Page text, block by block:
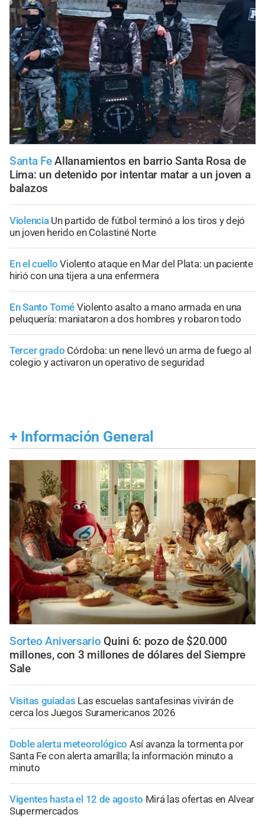
Santa Fe Allanamientos en barrio Santa Rosa de
Lima: un detenido por intentar matar a un joven a
balazos
Violencia Un partido de fútbol terminó a los tiros y dejó
un joven herido en Colastiné Norte
En el cuello Violento ataque en Mar del Plata: un paciente
hirió con una tijera a una enfermera
En Santo Tomé Violento asalto a mano armada en una
peluquería: maniataron a dos hombres y robaron todo
Tercer grado Córdoba: un nene llevó un arma de fuego al
colegio y activaron un operativo de seguridad
+ Información General
Sorteo Aniversario Quini 6: pozo de $20.000
millones, con 3 millones de dólares del Siempre
Sale
Visitas guiadas Las escuelas santafesinas vivirán de
cerca los Juegos Suramericanos 2026
Doble alerta meteorológico Así avanza la tormenta por
Santa Fe con alerta amarilla; la información minuto a
minuto
Vigentes hasta el 12 de agosto Mirá las ofertas en Alvear
Supermercados